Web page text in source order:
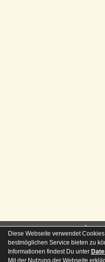
Besucherstatistik
Diese Webseite verwendet
bestmöglichen Service bieten zu
Informationen findest Du unter
Mit der Nutzung der Webseite